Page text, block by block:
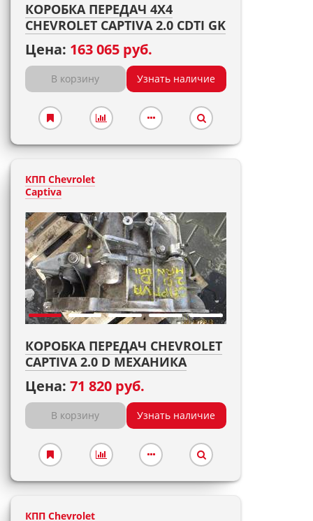
КОРОБКА ПЕРЕДАЧ 4X4
CHEVROLET CAPTIVA 2.0 CDTI GK
Цена: 163 065 руб.
В корзину Узнать наличие
КПП Chevrolet
Captiva
КОРОБКА ПЕРЕДАЧ CHEVROLET
CAPTIVA 2.0 D МЕХАНИКА
Цена: 71 820 руб.
В корзину Узнать наличие
КПП Chevrolet